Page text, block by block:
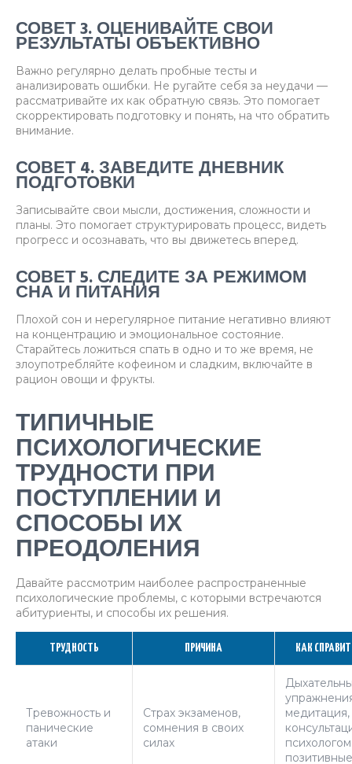
СОВЕТ 3. ОЦЕНИВАЙТЕ СВОИ
РЕЗУЛЬТАТЫ ОБЪЕКТИВНО
Важно регулярно делать пробные тесты и
анализировать ошибки. Не ругайте себя за неудачи —
рассматривайте их как обратную связь. Это помогает
скорректировать подготовку и понять, на что обратить
внимание.
СОВЕТ 4. ЗАВЕДИТЕ ДНЕВНИК
ПОДГОТОВКИ
Записывайте свои мысли, достижения, сложности и
планы. Это помогает структурировать процесс, видеть
прогресс и осознавать, что вы движетесь вперед.
СОВЕТ 5. СЛЕДИТЕ ЗА РЕЖИМОМ
СНА И ПИТАНИЯ
Плохой сон и нерегулярное питание негативно влияют
на концентрацию и эмоциональное состояние.
Старайтесь ложиться спать в одно и то же время, не
злоупотребляйте кофеином и сладким, включайте в
рацион овощи и фрукты.
ТИПИЧНЫЕ
ПСИХОЛОГИЧЕСКИЕ
ТРУДНОСТИ ПРИ
ПОСТУПЛЕНИИ И
СПОСОБЫ ИХ
ПРЕОДОЛЕНИЯ
Давайте рассмотрим наиболее распространенные
психологические проблемы, с которыми встречаются
абитуриенты, и способы их решения.
ТРУДНОСТЬ ПРИЧИНА КАК
Тревожность и
панические
атаки
Страх экзаменов,
сомнения в своих
силах
медитация,
позитивные